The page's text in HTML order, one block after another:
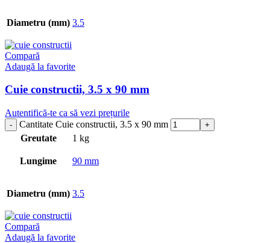
Diametru (mm) 3.5
Compară
Adaugă la favorite
Cuie constructii, 3.5 x 90 mm
Autentifică-te ca să vezi prețurile
Cantitate Cuie constructii, 3.5 x 90 mm
Greutate
1 kg
Lungime 90 mm
Diametru (mm) 3.5
Compară
Adaugă la favorite